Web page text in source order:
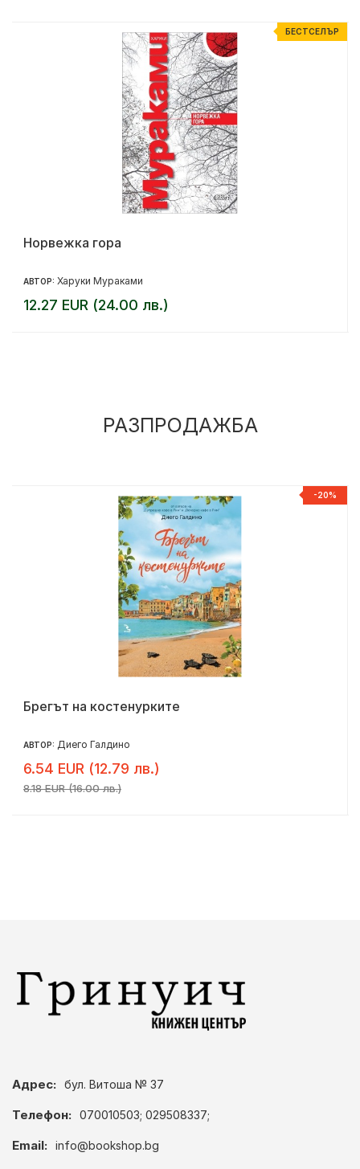
БЕСТСЕЛЪР
Норвежка гора
АВТОР: Харуки Мураками
12.27 EUR (24.00 лв.)
РАЗПРОДАЖБА
-20%
Брегът на костенурките
АВТОР: Диего Галдино
6.54 EUR (12.79 лв.)
8.18 EUR (16.00 лв.)
Адрес: бул. Витоша № 37
Телефон: 070010503; 029508337;
Email: info@bookshop.bg